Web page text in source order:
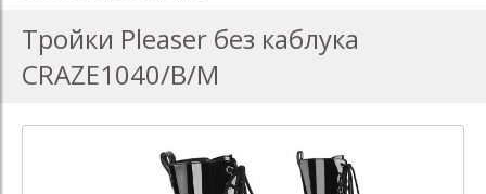
Тройки Pleaser без каблука
CRAZE1040/B/M